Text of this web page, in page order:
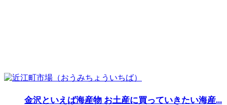
金沢といえば海産物 お土産に買っていきたい海産...